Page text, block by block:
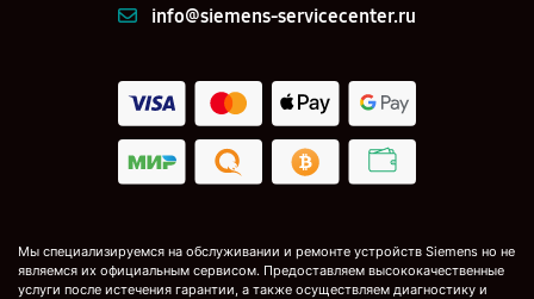
info@siemens-servicecenter.ru
Мы специализируемся на обслуживании и ремонте устройств Siemens но не
являемся их официальным сервисом. Предоставляем высококачественные
услуги после истечения гарантии, а также осуществляем диагностику и